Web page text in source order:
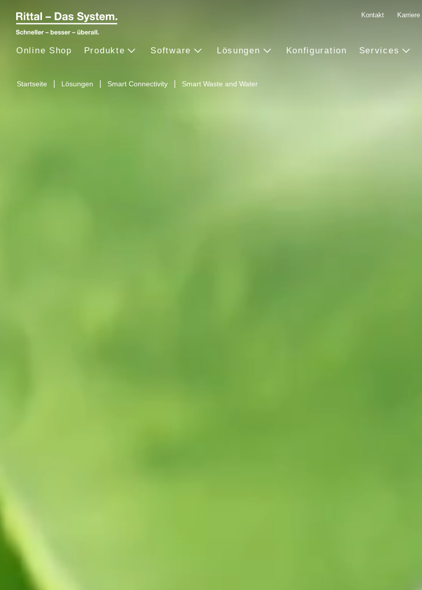
Startseite Lösungen Smart Connectivity Smart Waste and Water
Online Shop Produkte Software Lösungen Konfiguration Services
Kontakt Karriere